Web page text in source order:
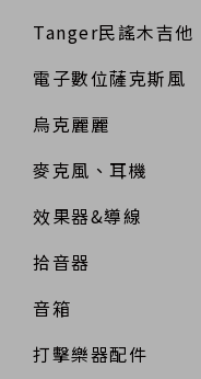
Tanger民謠木吉他
電子數位薩克斯風
烏克麗麗
麥克風、耳機
效果器&導線
拾音器
音箱
打擊樂器配件